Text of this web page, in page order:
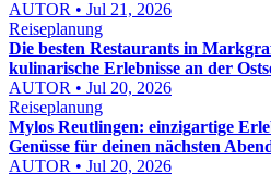
AUTOR • Jul 21, 2026
Reiseplanung
Die besten Restaurants in
kulinarische Erlebnisse an der
AUTOR • Jul 20, 2026
Reiseplanung
Mylos Reutlingen: einzigartige
Genüsse für deinen nächsten
AUTOR • Jul 20, 2026